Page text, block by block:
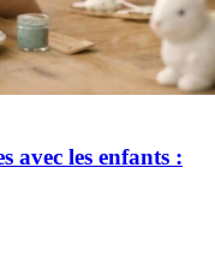
avec les enfants :